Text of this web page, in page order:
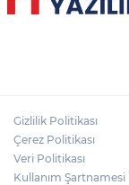
Gizlilik Politikası
Çerez Politikası
Veri Politikası
Kullanım Şartnamesi